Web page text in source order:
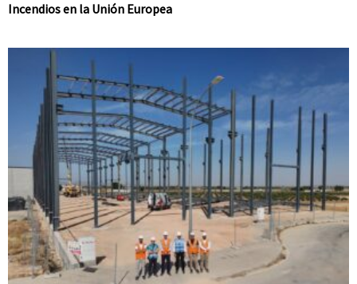
Incendios en la Unión Europea